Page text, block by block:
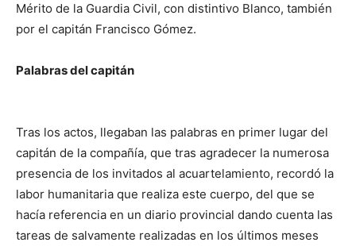
Mérito de la Guardia Civil, con distintivo Blanco, también
por el capitán Francisco Gómez.
Palabras del capitán
Tras los actos, llegaban las palabras en primer lugar del
capitán de la compañía, que tras agradecer la numerosa
presencia de los invitados al acuartelamiento, recordó la
labor humanitaria que realiza este cuerpo, del que se
hacía referencia en un diario provincial dando cuenta las
tareas de salvamente realizadas en los últimos meses